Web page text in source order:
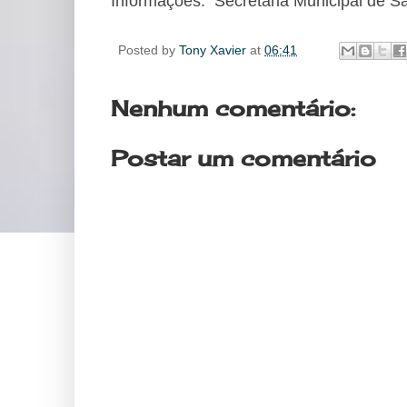
Posted by Tony Xavier at 06:41
Nenhum comentário:
Postar um comentário